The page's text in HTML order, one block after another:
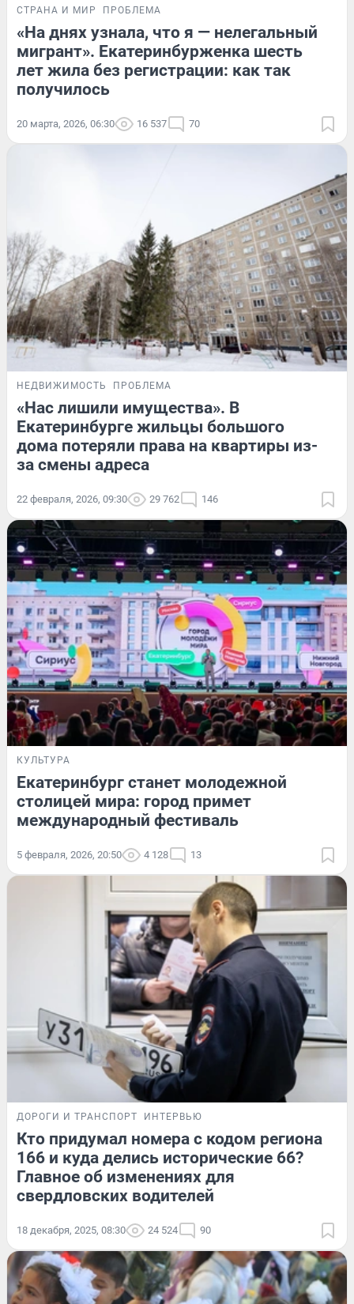
СТРАНА И МИР ПРОБЛЕМА
«На днях узнала, что я — нелегальный
мигрант». Екатеринбурженка шесть
лет жила без регистрации: как так
получилось
20 марта, 2026, 06:30 16 537 70
НЕДВИЖИМОСТЬ ПРОБЛЕМА
«Нас лишили имущества». В
Екатеринбурге жильцы большого
дома потеряли права на квартиры из-
за смены адреса
22 февраля, 2026, 09:30 29 762 146
КУЛЬТУРА
Екатеринбург станет молодежной
столицей мира: город примет
международный фестиваль
5 февраля, 2026, 20:50 4 128 13
ДОРОГИ И ТРАНСПОРТ ИНТЕРВЬЮ
Кто придумал номера с кодом региона
166 и куда делись исторические 66?
Главное об изменениях для
свердловских водителей
18 декабря, 2025, 08:30 24 524 90